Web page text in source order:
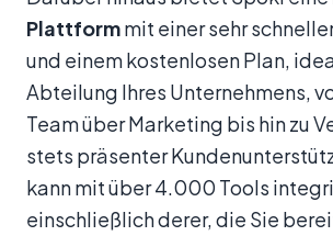
Plattformmit einer sehr
und einem kostenlosen Plan,
Abteilung Ihres Unternehmens,
Team über Marketing bis hin zu
stets präsenter
kann mit über 4.000 Tools
einschließlich derer, die Sie